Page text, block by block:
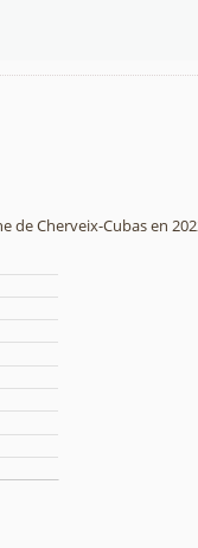
de Cherveix-Cubas en